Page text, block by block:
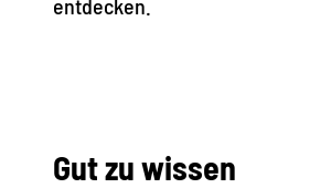
Gut zu wissen